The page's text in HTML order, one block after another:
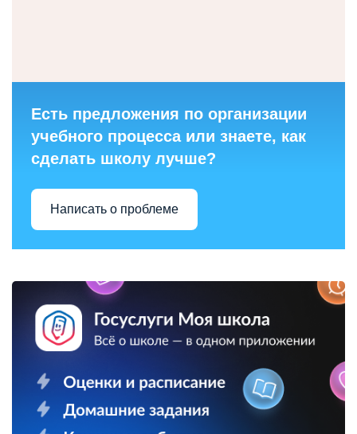
Есть предложения по организации
учебного процесса или знаете, как
сделать школу лучше?
Написать о проблеме